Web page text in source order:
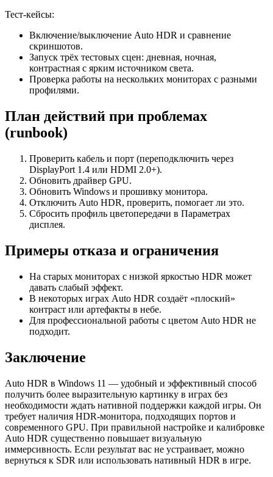
Тест‑кейсы:
Включение/выключение Auto HDR и сравнение
скриншотов.
Запуск трёх тестовых сцен: дневная, ночная,
контрастная с ярким источником света.
Проверка работы на нескольких мониторах с разными
профилями.
План действий при проблемах
(runbook)
Проверить кабель и порт (переподключить через
DisplayPort 1.4 или HDMI 2.0+).
Обновить драйвер GPU.
Обновить Windows и прошивку монитора.
Отключить Auto HDR, проверить, помогает ли это.
Сбросить профиль цветопередачи в Параметрах
дисплея.
Примеры отказа и ограничения
На старых мониторах с низкой яркостью HDR может
давать слабый эффект.
В некоторых играх Auto HDR создаёт «плоский»
контраст или артефакты в небе.
Для профессиональной работы с цветом Auto HDR не
подходит.
Заключение
Auto HDR в Windows 11 — удобный и эффективный способ
получить более выразительную картинку в играх без
необходимости ждать нативной поддержки каждой игры. Он
требует наличия HDR‑монитора, подходящих портов и
современного GPU. При правильной настройке и калибровке
Auto HDR существенно повышает визуальную
иммерсивность. Если результат вас не устраивает, можно
вернуться к SDR или использовать нативный HDR в игре.